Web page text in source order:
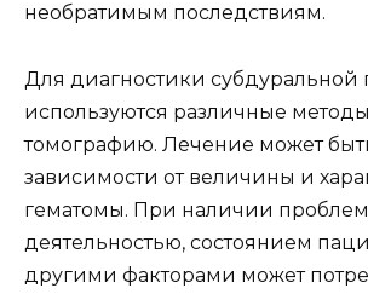
необратимым последствиям.
Для диагностики субдуральной
используются различные
томографию. Лечение может
зависимости от величины и
гематомы. При наличии проблем
деятельностью, состоянием
другими факторами может